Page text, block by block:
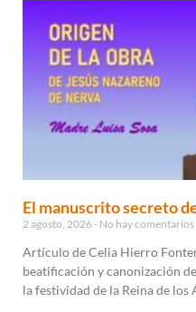
El manuscrito secreto
2 agosto, 2026 No hay comentarios
Artículo de Celia Hierro
beatificación y canonización
la festividad de la Reina de los